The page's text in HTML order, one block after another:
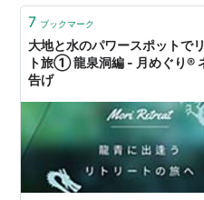
7 ブックマーク
大地と水のパワースポットで
ト旅① 龍泉洞編 - 月めぐり®︎
告げ